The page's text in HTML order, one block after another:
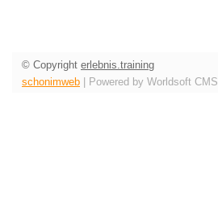
© Copyright erlebnis.training
schonimweb | Powered by Worldsoft CMS